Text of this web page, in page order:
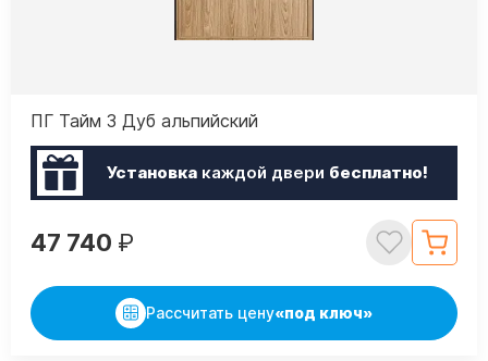
ПГ Тайм 3 Дуб альпийский
Установкакаждой двери бесплатно!
47 740 ₽
Рассчитать цену«под ключ»